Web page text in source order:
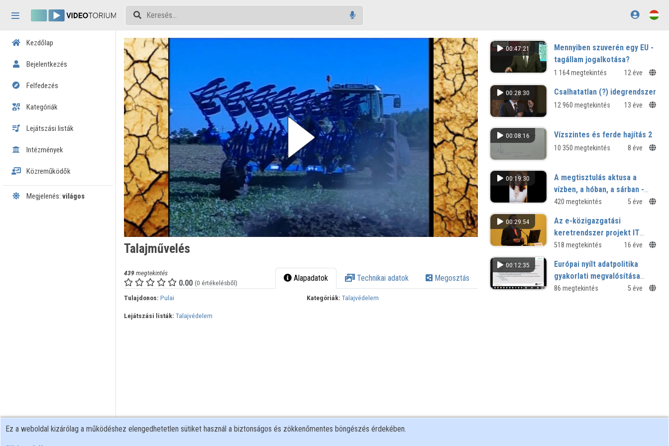
Tartalom kihagyása
Kezdőlap
Bejelentkezés
Felfedezés
Kategóriák
Lejátszási listák
Intézmények
Közreműködők
Megjelenés: világos
Talajművelés
439megtekintés
0.00 (0 értékelésből) Alapadatok Technikai adatok Megosztás
Tulajdonos: Pulai Kategóriák: Talajvédelem
Lejátszási listák: Talajvédelem
00:47:21
Mennyiben szuverén egy EU -
tagállam jogalkotása?
1 164 megtekintés 12 éve
00:28:30 Csalhatatlan (?) idegrendszer
12 960 megtekintés 13 éve
00:08:16 Vízszintes és ferde hajítás 2
10 350 megtekintés 8 éve
00:19:30
A megtisztulás aktusa a
vízben, a hóban, a sárban -
egy narratíva kompozíciós
ouverture
420 megtekintés 5 éve
00:29:54
Az e-közigazgatási
keretrendszer projekt IT
biztonsági eredményei
518 megtekintés 16 éve
00:12:35
Európai nyílt adatpolitika
gyakorlati megvalósítása
hazánkban
86 megtekintés 5 éve
Ez a weboldal kizárólag a működéshez elengedhetetlen sütiket használ a biztonságos és zökkenőmentes böngészés érdekében.